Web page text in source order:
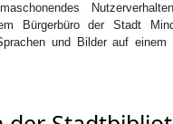
Bürgerbüro der Stadt
und Bilder auf